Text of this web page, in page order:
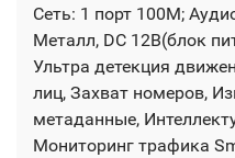
Сеть: 1 порт 100М;
Металл, DC 12В(блок
Ультра детекция
лиц, Захват номеров,
метаданные,
Мониторинг трафика